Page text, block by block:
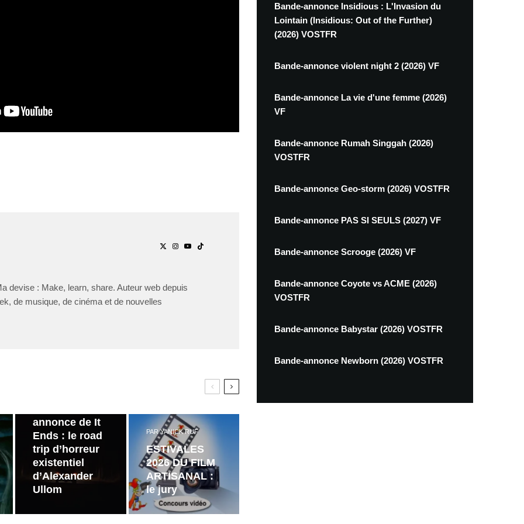
devise : Make, learn, share. Auteur web depuis
de musique, de cinéma et de nouvelles
annonce de It
Ends : le road
trip d’horreur
existentiel
d’Alexander
Ullom
PARYANICK RUF
ESTIVALES
2026 DU FILM
ARTISANAL :
le jury
Bande-annonce Insidious : L'Invasion du
Lointain (Insidious: Out of the Further)
(2026) VOSTFR
Bande-annonce violent night 2 (2026) VF
Bande-annonce La vie d'une femme (2026)
VF
Bande-annonce Rumah Singgah (2026)
VOSTFR
Bande-annonce Geo-storm (2026) VOSTFR
Bande-annonce PAS SI SEULS (2027) VF
Bande-annonce Scrooge (2026) VF
Bande-annonce Coyote vs ACME (2026)
VOSTFR
Bande-annonce Babystar (2026) VOSTFR
Bande-annonce Newborn (2026) VOSTFR